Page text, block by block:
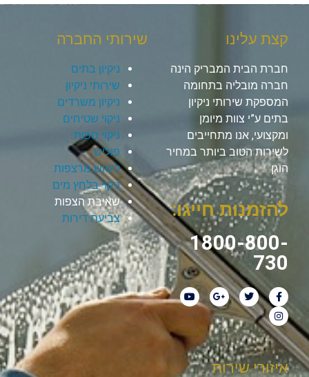
קצת עלינו
חברת הבית המבריק הינה
חברה מובליה בתחומה
המספקת שירותי ניקיון
בתים ע”י צוות מיומן
ומקצועי, אנו מתחייבים
לשירות הטוב ביותר במחיר
הוגן.
להזמנות חייגו:
1800-800-
730
שירותי החברה
ניקיון בתים
שירותי ניקיון
ניקיון משרדים
ניקוי שטיחים
ניקוי ספות
פוליש
ליטוש מרצפות
ניקוי בלחץ מים
שאיבת הצפות
צביעת דירות
איזורי שירות